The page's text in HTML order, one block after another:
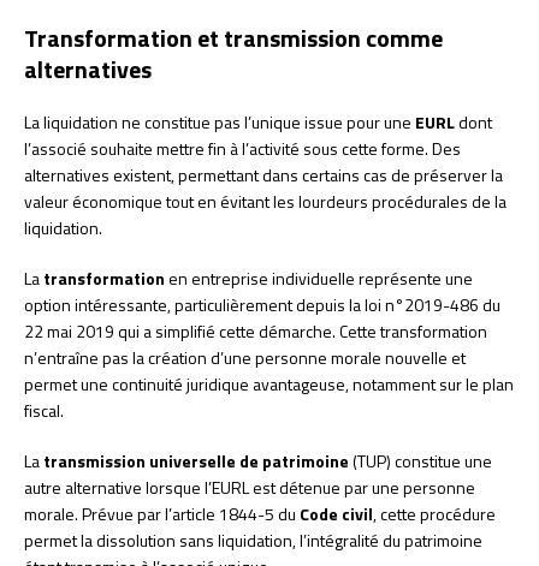
Transformation et transmission comme
alternatives
La liquidation ne constitue pas l’unique issue pour une EURLdont
l’associé souhaite mettre fin à l’activité sous cette forme. Des
alternatives existent, permettant dans certains cas de préserver la
valeur économique tout en évitant les lourdeurs procédurales de la
liquidation.
Latransformationen entreprise individuelle représente une
option intéressante, particulièrement depuis la loi n°2019-486 du
22 mai 2019 qui a simplifié cette démarche. Cette transformation
n’entraîne pas la création d’une personne morale nouvelle et
permet une continuité juridique avantageuse, notamment sur le plan
fiscal.
Latransmission universelle de patrimoine(TUP) constitue une
autre alternative lorsque l’EURL est détenue par une personne
morale. Prévue par l’article 1844-5 du Code civil, cette procédure
permet la dissolution sans liquidation, l’intégralité du patrimoine